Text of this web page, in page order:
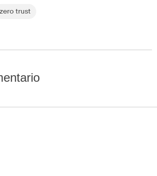
zero trust